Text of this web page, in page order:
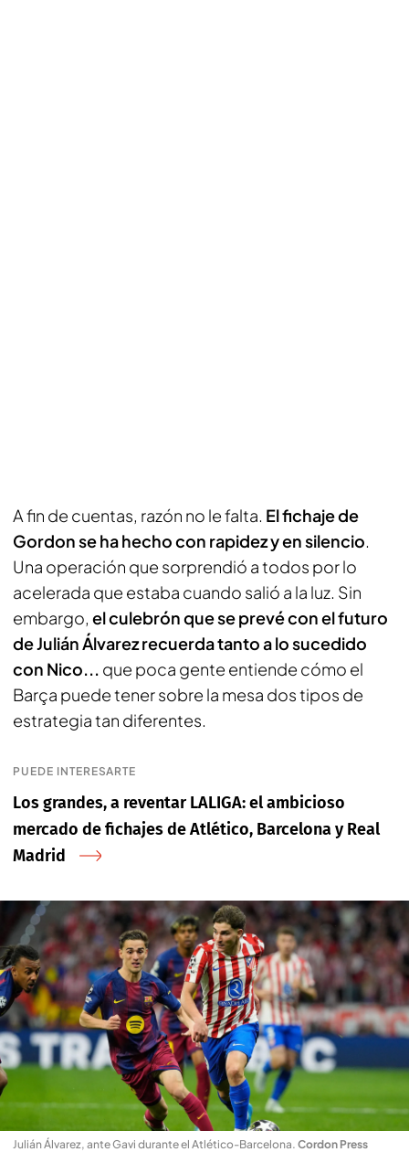
A fin de cuentas, razón no le falta. El fichaje de
Gordon se ha hecho con rapidez y en silencio.
Una operación que sorprendió a todos por lo
acelerada que estaba cuando salió a la luz. Sin
embargo, el culebrón que se prevé con el futuro
de Julián Álvarez recuerda tanto a lo sucedido
con Nico... que poca gente entiende cómo el
Barça puede tener sobre la mesa dos tipos de
estrategia tan diferentes.
PUEDE INTERESARTE
Los grandes, a reventar LALIGA: el ambicioso
mercado de fichajes de Atlético, Barcelona y Real
Madrid
Julián Álvarez, ante Gavi durante el Atlético-Barcelona. Cordon Press